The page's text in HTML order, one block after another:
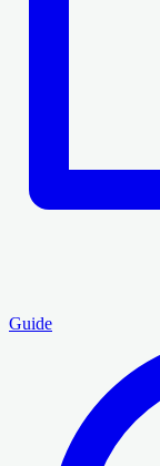
Guide